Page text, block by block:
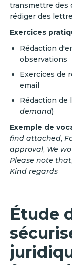
transmettre des
rédiger des
Exercices
Rédaction
observations
Exercices de
email
Rédaction de
demand)
Exemple de
find attached,
approval, We
Please note that,
Kind regards
Étude